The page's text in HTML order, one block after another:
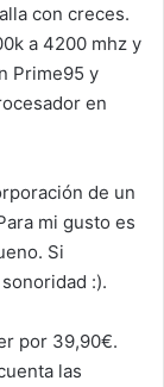
con creces.
a 4200 mhz y
Prime95 y
en
de un
mi gusto es
Si
:).
por 39,90€.
las